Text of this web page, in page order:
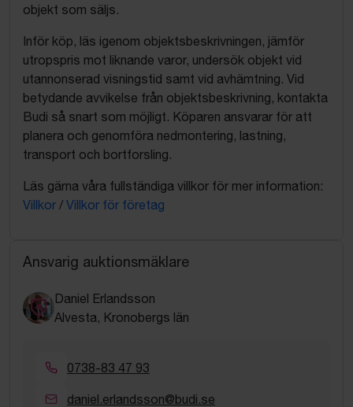
objekt som säljs.
Inför köp, läs igenom objektsbeskrivningen, jämför
utropspris mot liknande varor, undersök objekt vid
utannonserad visningstid samt vid avhämtning. Vid
betydande avvikelse från objektsbeskrivning, kontakta
Budi så snart som möjligt. Köparen ansvarar för att
planera och genomföra nedmontering, lastning,
transport och bortforsling.
Läs gärna våra fullständiga villkor för mer information:
Villkor / Villkor för företag
Ansvarig auktionsmäklare
Daniel Erlandsson
Alvesta, Kronobergs län
0738-83 47 93
daniel.erlandsson@budi.se